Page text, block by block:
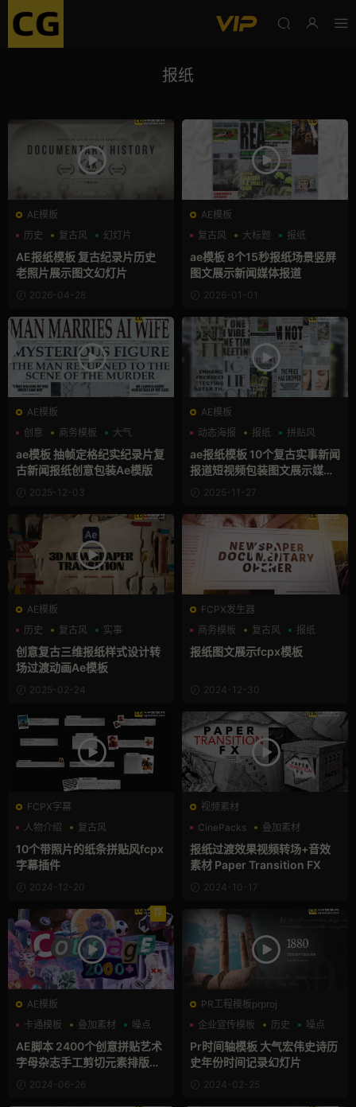
报纸
AE模板
历史
复古风 幻灯片
AE报纸模板 复古纪录片历史
老照片展示图文幻灯片
2026-04-28
AE模板
复古风
大标题 报纸
ae模板 8个15秒报纸场景竖屏
图文展示新闻媒体报道
2026-01-01
AE模板
创意
商务模板 大气
ae模板 抽帧定格纪实纪录片复
古新闻报纸创意包装Ae模版
2025-12-03
AE模板
动态海报
报纸 拼贴风
ae报纸模板 10个复古实事新闻
报道短视频包装图文展示媒体
竖屏场景
2025-11-27
AE模板
历史
复古风 实事
创意复古三维报纸样式设计转
场过渡动画Ae模板
2025-02-24
FCPX发生器
商务模板
复古风 报纸
报纸图文展示fcpx模板
2024-12-30
FCPX字幕
人物介绍
复古风
字幕模板
10个带照片的纸条拼贴风fcpx
字幕插件
2024-12-20
视频素材
CinePacks
叠加素材
报纸
报纸过渡效果视频转场+音效
素材 Paper Transition FX
2024-10-17
AE模板
卡通模板
叠加素材 噪点
AE脚本 2400个创意拼贴艺术
字母杂志手工剪切元素排版折
叠定格动画包
2024-06-26
荐
PR工程模板prproj
企业宣传模板
历史 噪点
Pr时间轴模板 大气宏伟史诗历
史年份时间记录幻灯片
2024-02-25